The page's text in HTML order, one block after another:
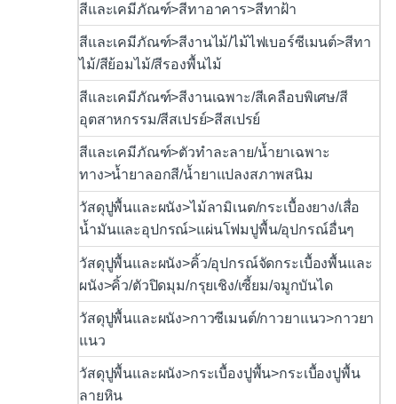
สีและเคมีภัณฑ์>สีทาอาคาร>สีทาฝ้า
สีและเคมีภัณฑ์>สีงานไม้/ไม้ไฟเบอร์ซีเมนต์>สีทา
ไม้/สีย้อมไม้/สีรองพื้นไม้
สีและเคมีภัณฑ์>สีงานเฉพาะ/สีเคลือบพิเศษ/สี
อุตสาหกรรม/สีสเปรย์>สีสเปรย์
สีและเคมีภัณฑ์>ตัวทำละลาย/น้ำยาเฉพาะ
ทาง>น้ำยาลอกสี/น้ำยาแปลงสภาพสนิม
วัสดุปูพื้นและผนัง>ไม้ลามิเนต/กระเบื้องยาง/เสื่อ
น้ำมันและอุปกรณ์>แผ่นโฟมปูพื้น/อุปกรณ์อื่นๆ
วัสดุปูพื้นและผนัง>คิ้ว/อุปกรณ์จัดกระเบื้องพื้นและ
ผนัง>คิ้ว/ตัวปิดมุม/กรุยเชิง/เซี้ยม/จมูกบันได
วัสดุปูพื้นและผนัง>กาวซีเมนต์/กาวยาแนว>กาวยา
แนว
วัสดุปูพื้นและผนัง>กระเบื้องปูพื้น>กระเบื้องปูพื้น
ลายหิน